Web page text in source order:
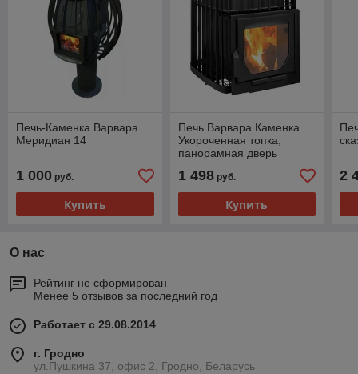
Печь-Каменка Варвара
Меридиан 14
1 000 руб.
Купить
Печь Варвара Каменка
Укороченная топка,
панорамная дверь
1 498руб.
Купить
2
О нас
Рейтинг не сформирован
Менее 5 отзывов за последний год
Работает с 29.08.2014
г. Гродно
ул.Пушкина 37, офис 2, Гродно, Беларусь